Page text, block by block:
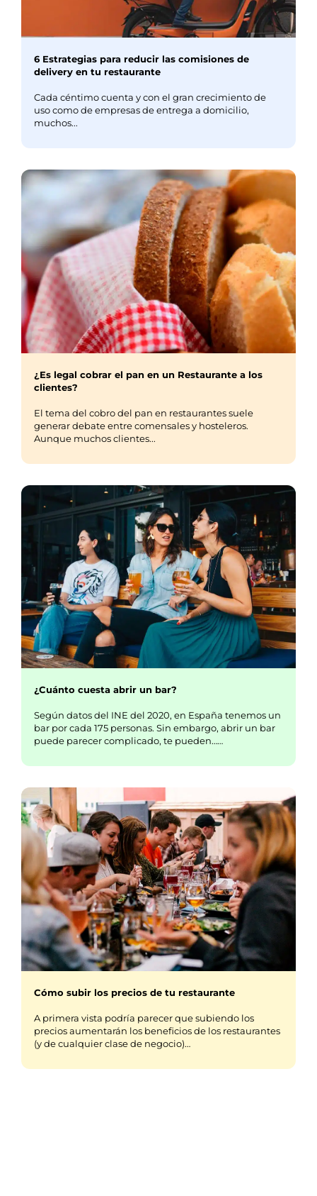
6 Estrategias para reducir las comisiones de
delivery en tu restaurante
Cada céntimo cuenta y con el gran crecimiento de
uso como de empresas de entrega a domicilio,
muchos...
¿Es legal cobrar el pan en un Restaurante a los
clientes?
El tema del cobro del pan en restaurantes suele
generar debate entre comensales y hosteleros.
Aunque muchos clientes...
¿Cuánto cuesta abrir un bar?
Según datos del INE del 2020, en España tenemos un
bar por cada 175 personas. Sin embargo, abrir un bar
puede parecer complicado, te pueden……
Cómo subir los precios de tu restaurante
A primera vista podría parecer que subiendo los
precios aumentarán los beneficios de los restaurantes
(y de cualquier clase de negocio)…